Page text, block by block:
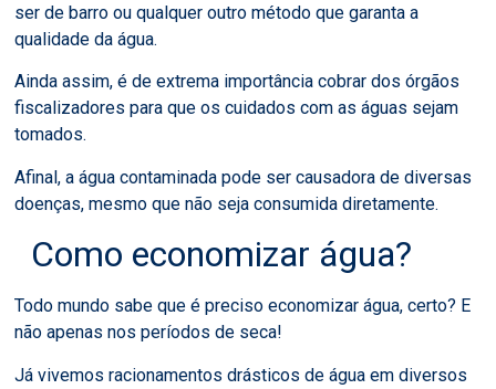
ser de barro ou qualquer outro método que garanta a
qualidade da água.
Ainda assim, é de extrema importância cobrar dos órgãos
fiscalizadores para que os cuidados com as águas sejam
tomados.
Afinal, a água contaminada pode ser causadora de diversas
doenças, mesmo que não seja consumida diretamente.
Como economizar água?
Todo mundo sabe que é preciso economizar água, certo? E
não apenas nos períodos de seca!
Já vivemos racionamentos drásticos de água em diversos